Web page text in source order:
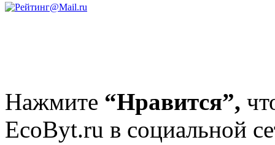
Нажмите “Нравится”,
EcoByt.ru в социальной